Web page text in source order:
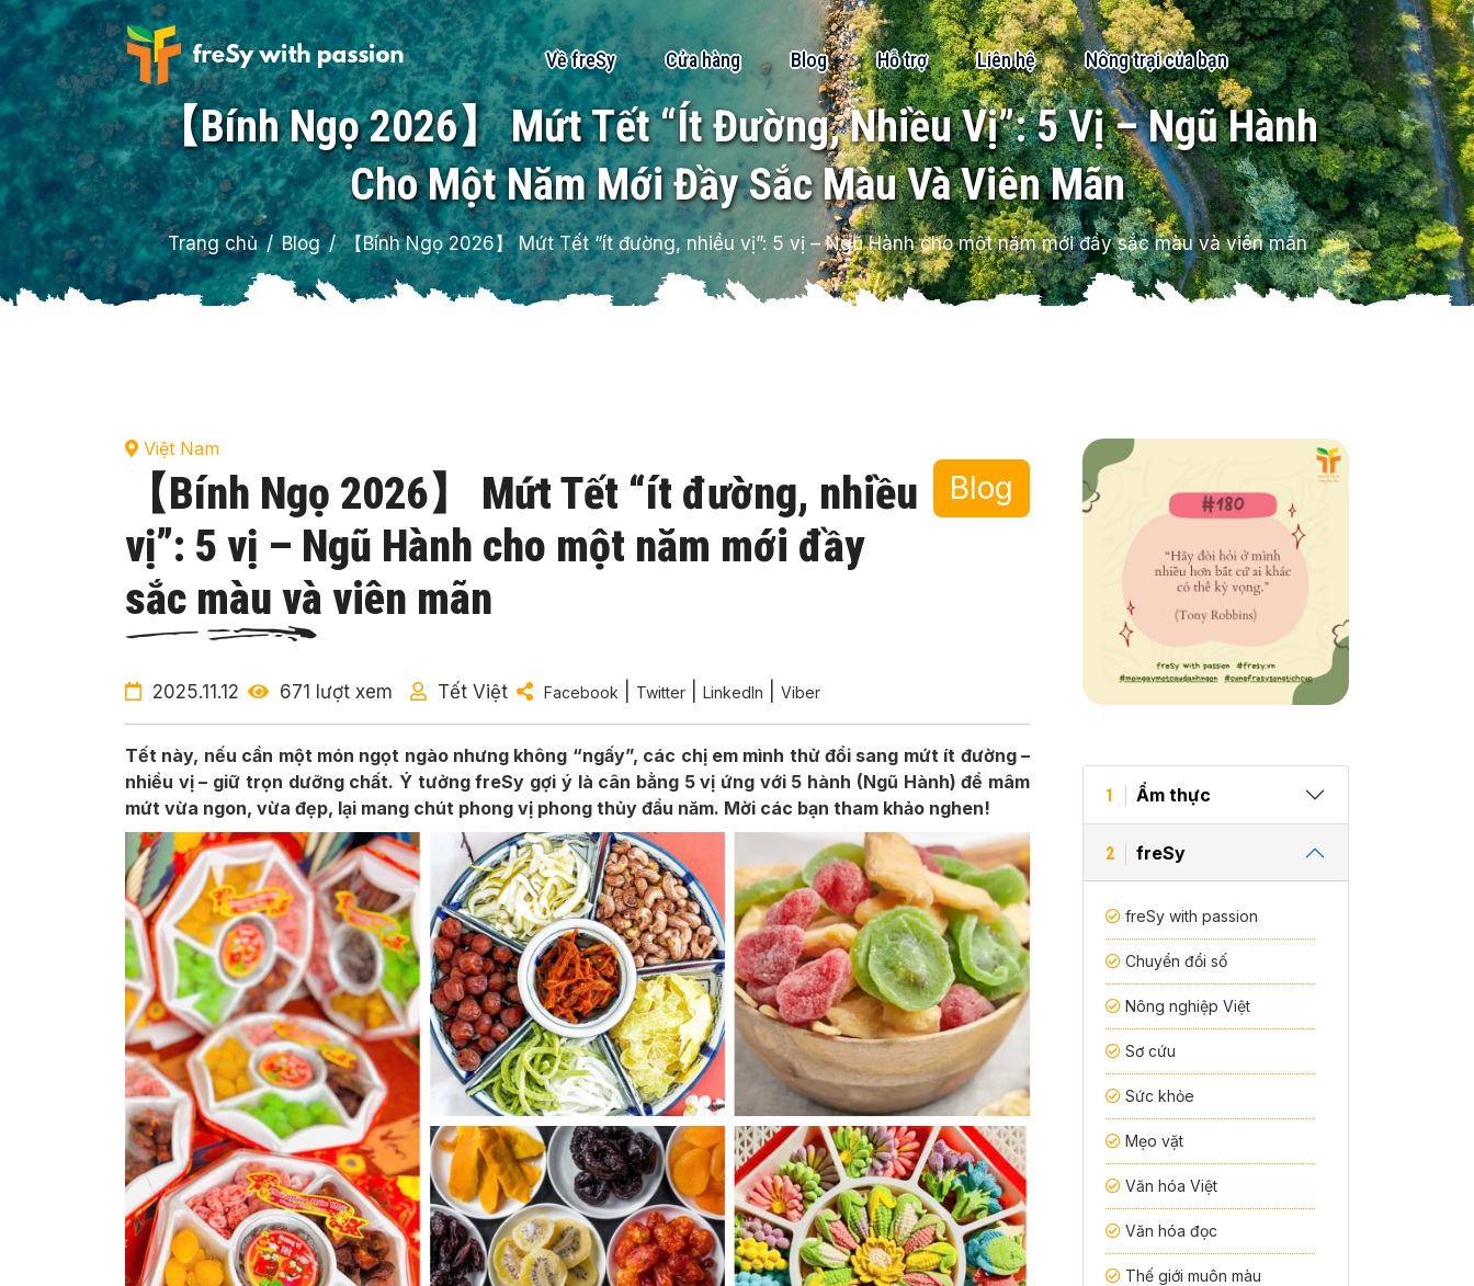
Về freSy Cửa hàng Blog Hỗ trợ Liên hệ Nông trại của bạn
【Bính Ngọ 2026】 Mứt Tết “ít Đường, Nhiều Vị”: 5 Vị – Ngũ Hành
Cho Một Năm Mới Đầy Sắc Màu Và Viên Mãn
Trang chủ Blog 【Bính Ngọ 2026】 Mứt Tết “ít đường, nhiều vị”: 5 vị – Ngũ Hành cho một năm mới đầy sắc màu và viên mãn
Việt Nam
【Bính Ngọ 2026】 Mứt Tết “ít đường, nhiều
vị”: 5 vị – Ngũ Hành cho một năm mới đầy
sắc màu và viên mãn
Blog
2025.11.12 671 lượt xem Tết Việt Facebook Twitter LinkedIn Viber
Tết này, nếu cần một món ngọt ngào nhưng không “ngấy”, các chị em mình thử đổi sang mứt ít đường –
nhiều vị – giữ trọn dưỡng chất. Ý tưởng freSy gợi ý là cân bằng 5 vị ứng với 5 hành (Ngũ Hành) để mâm
mứt vừa ngon, vừa đẹp, lại mang chút phong vị phong thủy đầu năm. Mời các bạn tham khảo nghen!
1 Ẩm thực
2 freSy
freSy with passion
Chuyển đổi số
Nông nghiệp Việt
Sơ cứu
Sức khỏe
Mẹo vặt
Văn hóa Việt
Văn hóa đọc
Thế giới muôn màu